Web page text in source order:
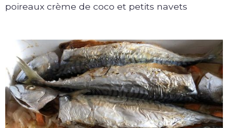
poireaux crème de coco et petits navets